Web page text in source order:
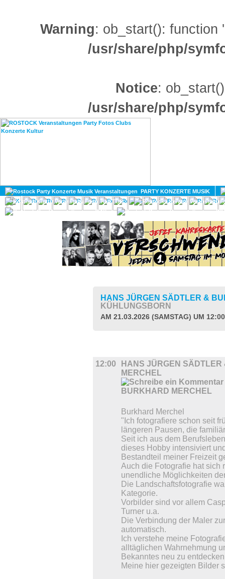
Warning: ob_start(): function
/usr/share/php/
Notice:
/usr/share/php/
PARTY KONZERTE MUSIK
KULTUR
GAY
HANS JÜRGEN SÄDTLER &
KÜHLUNGSBORN
AM 21.03.2026 (SAMSTAG) UM
12:00
HANS JÜRGEN
MERCHEL
Burkhard Merchel
"Ich fotografiere schon seit
längeren Pausen, die
Seit ich aus dem
dieses Hobby intensiviert
Bestandteil meiner Freizeit
Auch die Fotografie hat sich
unendliche Möglichkeiten
Die Landschaftsfotografie
Kategorie.
Vorbilder sind vor allem
Turner u.a.
Die Verbindung der Maler
automatisch.
Ich verstehe meine
alltäglichen Wahrnehmung
Bekanntes neu zu
Meine hier gezeigten Bilder